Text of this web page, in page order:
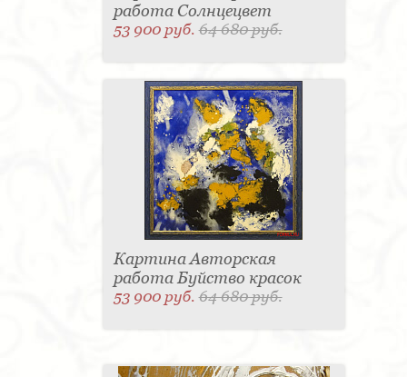
работа Солнцецвет
53 900 руб.64 680 руб.
Картина Авторская
работа Буйство красок
53 900 руб.64 680 руб.